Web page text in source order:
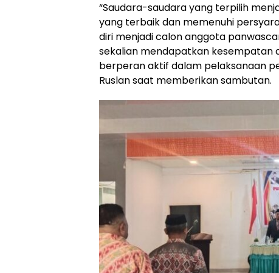
“Saudara-saudara yang terpilih
yang terbaik dan memenuhi
diri menjadi calon anggota
sekalian mendapatkan kesempatan
berperan aktif dalam pelaksanaan
Ruslan saat memberikan sambutan.